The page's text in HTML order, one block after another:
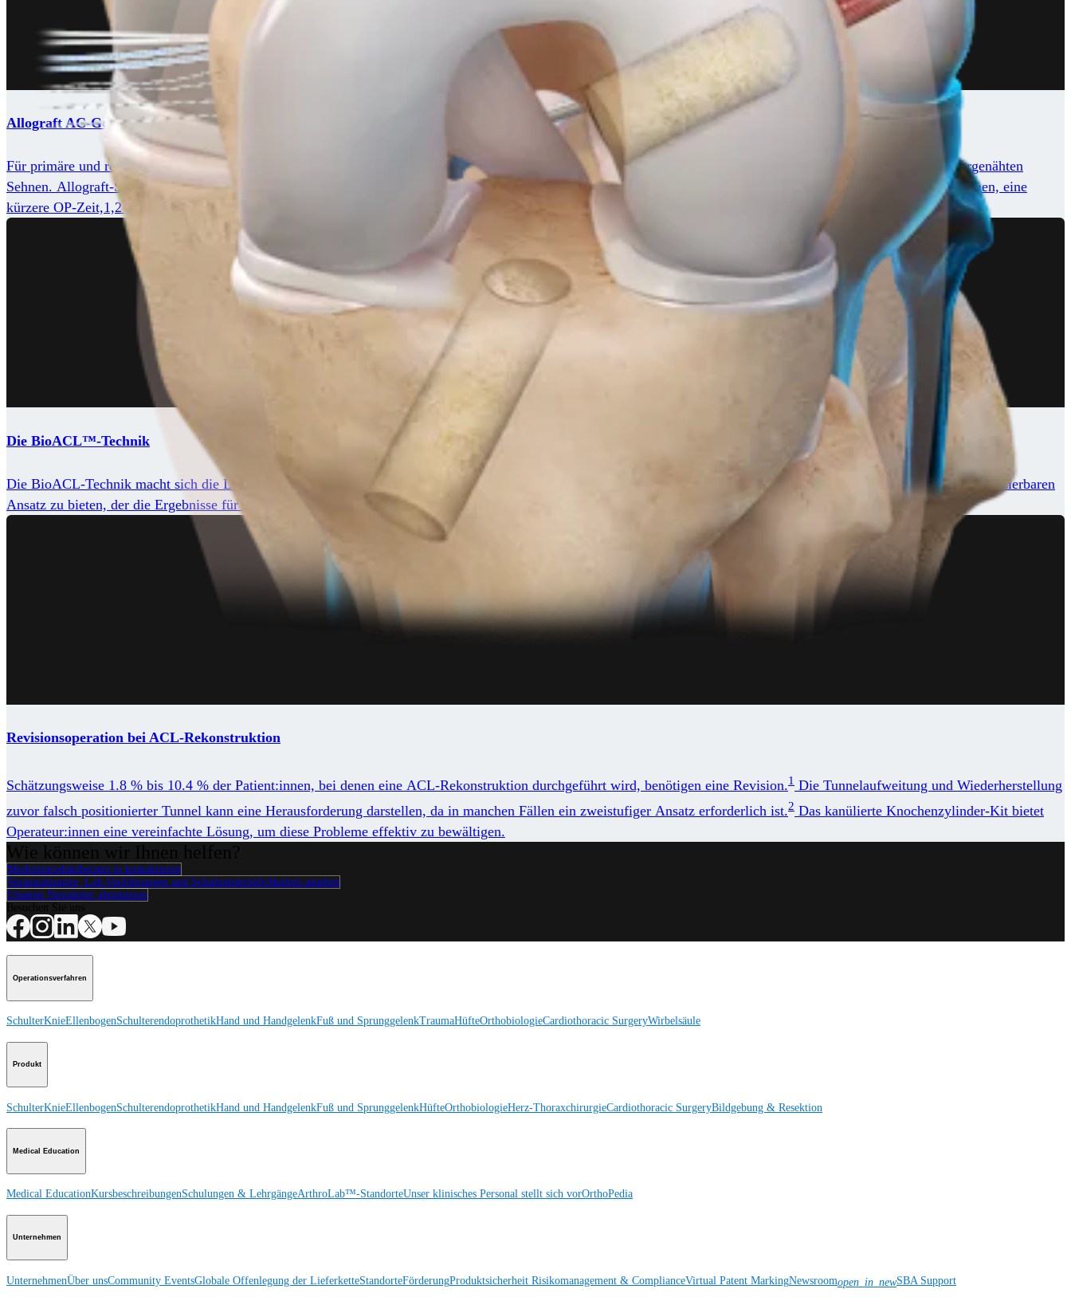
Allograft AC-Gelenkrekonstruktion
Für primäre und revidierte Bandnaht- und Rekonstruktionseingriffe steht eine Vielzahl von Sehnen-Allograften zur Verfügung, darunter auch eine breite Palette an vorgenähten
Sehnen. Allograft-Sehnen bieten gegenüber Autograft-Sehnen bei Rekonstruktionen viele Vorteile, dazu zählen eine geringere Entnahmemorbidität,1,2 weniger Inzisionen, eine
kürzere OP-Zeit,1,2 größere und kalkulierbare Transplantate,2 und weniger postoperative Schmerzen und Steifigkeit.2
Die BioACL™-Technik
Die BioACL-Technik macht sich die Leistungsfähigkeit von Biologika der nächsten Generation zunutze, um den ultimativen anatomischen, minimal-invasiven und reproduzierbaren
Ansatz zu bieten, der die Ergebnisse für die Patienten auf ein neues Niveau hebt.
Revisionsoperation bei ACL-Rekonstruktion
Schätzungsweise 1.8 % bis 10.4 % der Patient:innen, bei denen eine ACL-Rekonstruktion durchgeführt wird, benötigen eine Revision.1 Die Tunnelaufweitung und Wiederherstellung
zuvor falsch positionierter Tunnel kann eine Herausforderung darstellen, da in manchen Fällen ein zweistufiger Ansatz erforderlich ist.2 Das kanülierte Knochenzylinder-Kit bietet
Operateur:innen eine vereinfachte Lösung, um diese Probleme effektiv zu bewältigen.
Medizinproduktberater:in kontaktieren
Veranstaltungen, Lab-Vorführungen und Schulungsmöglichkeiten ansehen
Unseren Newsletter abonnieren
Operationsverfahren
SchulterKnieEllenbogenSchulterendoprothetikHand und HandgelenkFuß und SprunggelenkTraumaHüfteOrthobiologieCardiothoracic SurgeryWirbelsäule
Produkt
SchulterKnieEllenbogenSchulterendoprothetikHand und HandgelenkFuß und SprunggelenkHüfteOrthobiologieHerz-ThoraxchirurgieCardiothoracic SurgeryBildgebung & Resektion
Medical Education
Medical EducationKursbeschreibungenSchulungen & LehrgängeArthroLab™-StandorteUnser klinisches Personal stellt sich vorOrthoPedia
Unternehmen
UnternehmenÜber unsCommunity EventsGlobale Offenlegung der LieferketteStandorteFörderungProduktsicherheit Risikomanagement & ComplianceVirtual Patent MarkingNewsroomopen_in_newSBA Support